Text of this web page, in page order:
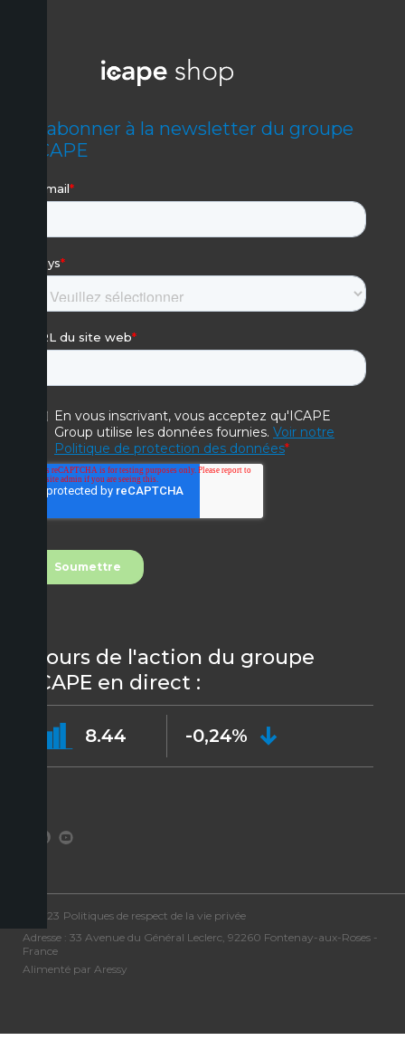
Cours de l'action du groupe
ICAPE en direct :
8.44 -0,24%
©2023 Politiques de respect de la vie privée
Adresse : 33 Avenue du Général Leclerc, 92260 Fontenay-aux-Roses -
France
Alimenté par Aressy